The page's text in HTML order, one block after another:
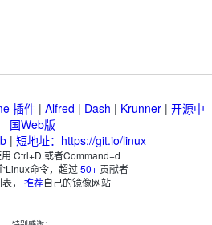
插件 | Alfred | Dash | Krunner | 开源中
国Web版
| 短地址：https://git.io/linux
Ctrl+D 或者Command+d
Linux命令，超过50+贡献者
， 推荐自己的镜像网站